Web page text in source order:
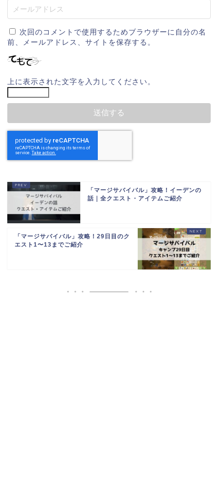
次回のコメントで使用するためブラウザーに自分の名
前、メールアドレス、サイトを保存する。
上に表示された文字を入力してください。
「マージサバイバル」攻略！イーデンの
話｜全クエスト・アイテムご紹介
「マージサバイバル」攻略！29日目のク
エスト1〜13までご紹介